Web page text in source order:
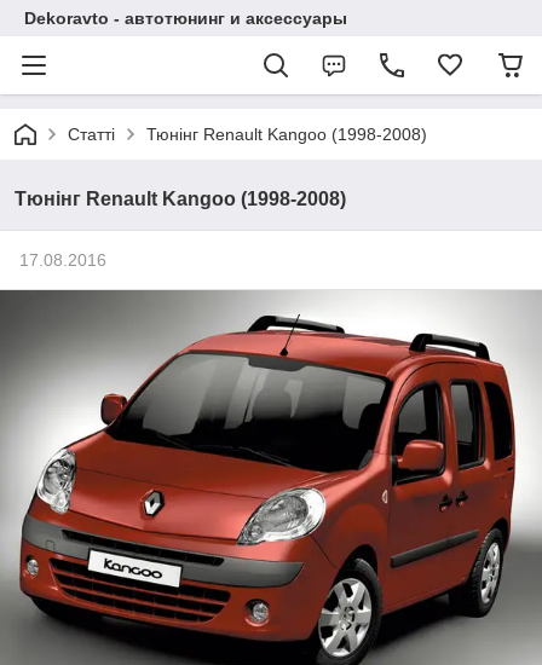
Dekoravto - автотюнинг и аксессуары
Статті Тюнінг Renault Kangoo (1998-2008)
Тюнінг Renault Kangoo (1998-2008)
17.08.2016